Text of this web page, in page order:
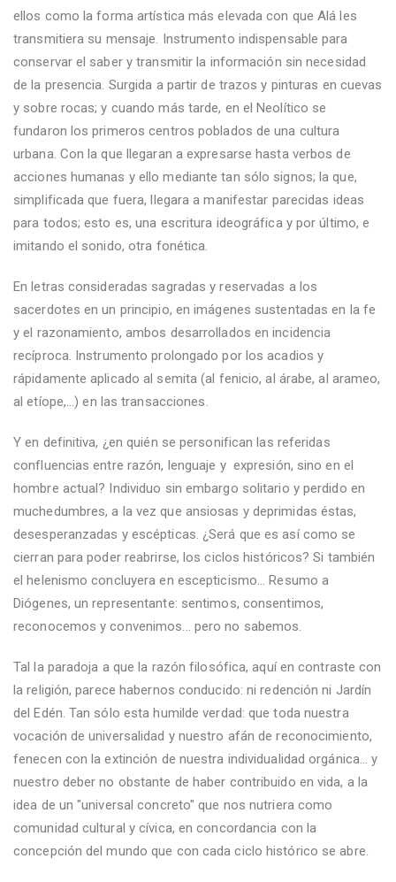
ellos como la forma artística más elevada con que Alá les
transmitiera su mensaje. Instrumento indispensable para
conservar el saber y transmitir la información sin necesidad
de la presencia. Surgida a partir de trazos y pinturas en cuevas
y sobre rocas; y cuando más tarde, en el Neolítico se
fundaron los primeros centros poblados de una cultura
urbana. Con la que llegaran a expresarse hasta verbos de
acciones humanas y ello mediante tan sólo signos; la que,
simplificada que fuera, llegara a manifestar parecidas ideas
para todos; esto es, una escritura ideográfica y por último, e
imitando el sonido, otra fonética.
En letras consideradas sagradas y reservadas a los
sacerdotes en un principio, en imágenes sustentadas en la fe
y el razonamiento, ambos desarrollados en incidencia
recíproca. Instrumento prolongado por los acadios y
rápidamente aplicado al semita (al fenicio, al árabe, al arameo,
al etíope,...) en las transacciones.
Y en definitiva, ¿en quién se personifican las referidas
confluencias entre razón, lenguaje y expresión, sino en el
hombre actual? Individuo sin embargo solitario y perdido en
muchedumbres, a la vez que ansiosas y deprimidas éstas,
desesperanzadas y escépticas. ¿Será que es así como se
cierran para poder reabrirse, los ciclos históricos? Si también
el helenismo concluyera en escepticismo... Resumo a
Diógenes, un representante: sentimos, consentimos,
reconocemos y convenimos... pero no sabemos.
Tal la paradoja a que la razón filosófica, aquí en contraste con
la religión, parece habernos conducido: ni redención ni Jardín
del Edén. Tan sólo esta humilde verdad: que toda nuestra
vocación de universalidad y nuestro afán de reconocimiento,
fenecen con la extinción de nuestra individualidad orgánica... y
nuestro deber no obstante de haber contribuido en vida, a la
idea de un "universal concreto" que nos nutriera como
comunidad cultural y cívica, en concordancia con la
concepción del mundo que con cada ciclo histórico se abre.